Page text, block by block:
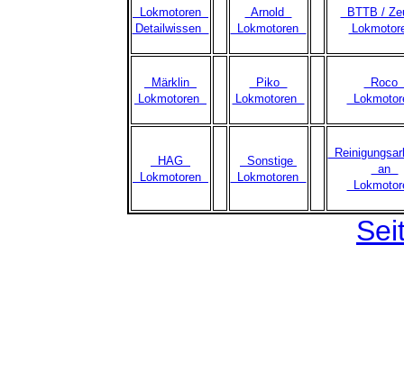
Lokmotoren
Detailwissen
Arnold
Lokmotoren
BTTB /
Märklin
Lokmotoren
Piko
Lokmotoren
HAG
Lokmotoren
Sonstige
Lokmotoren
an